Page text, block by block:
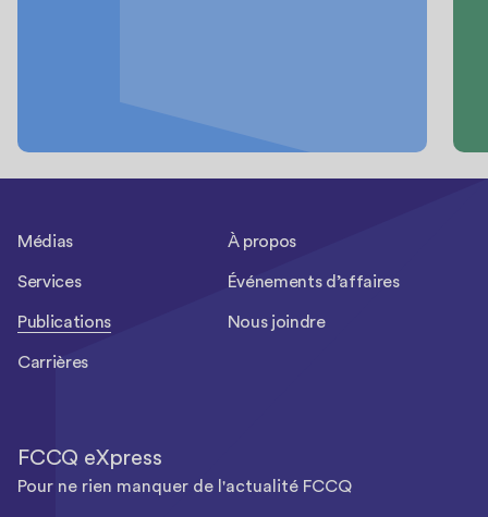
Médias À propos
Services Événements d’affaires
Publications Nous joindre
Carrières
FCCQ eXpress
Pour ne rien manquer de l'actualité FCCQ